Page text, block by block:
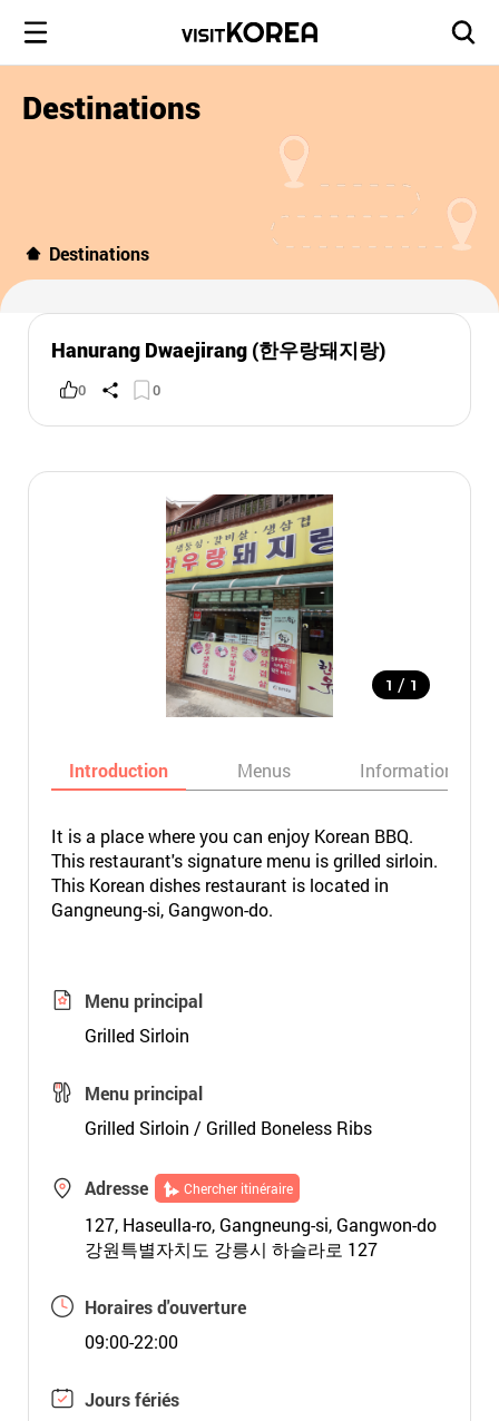
Destinations
Destinations
Hanurang Dwaejirang (한우랑돼지랑)
0 0
1 / 1
Introduction Menus Informations
It is a place where you can enjoy Korean BBQ.
This restaurant's signature menu is grilled sirloin.
This Korean dishes restaurant is located in
Gangneung-si, Gangwon-do.
Menu principal
Grilled Sirloin
Menu principal
Grilled Sirloin / Grilled Boneless Ribs
Adresse Chercher itinéraire
127, Haseulla-ro, Gangneung-si, Gangwon-do
강원특별자치도 강릉시 하슬라로 127
Horaires d'ouverture
09:00-22:00
Jours fériés